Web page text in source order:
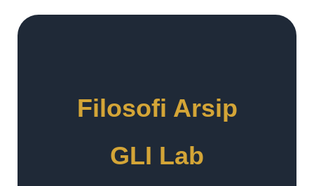
Filosofi Arsip
GLI Lab